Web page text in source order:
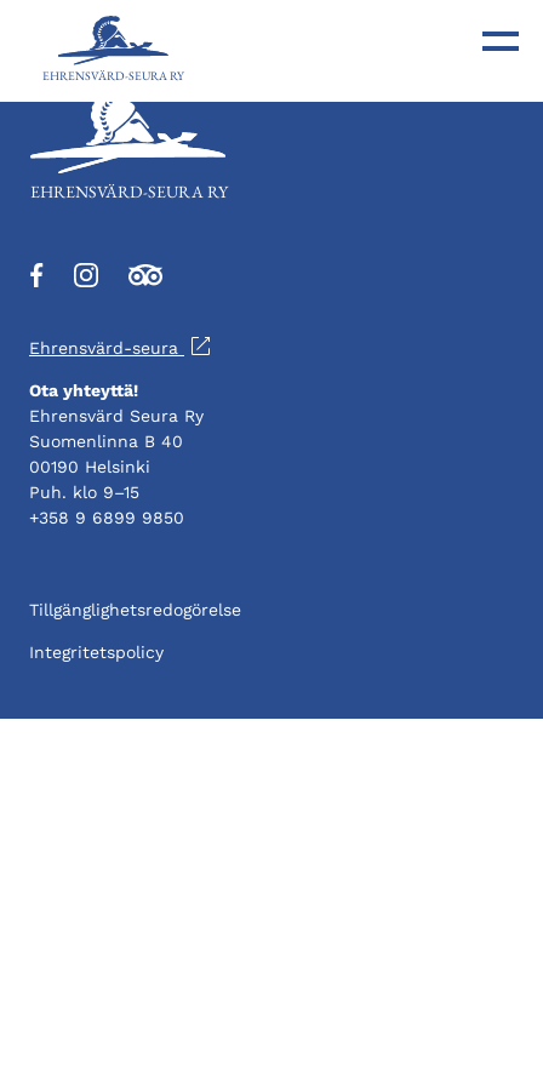
EHRENSVÄRD-SEURA RY
EHRENSVÄRD-SEURA RY
Aukeaa AukeaaAukeaa
Ehrensvärd-seura
Ota yhteyttä!
Ehrensvärd Seura Ry
Suomenlinna B 40
00190 Helsinki
Puh. klo 9–15
+358 9 6899 9850
Tillgänglighetsredogörelse
Integritetspolicy